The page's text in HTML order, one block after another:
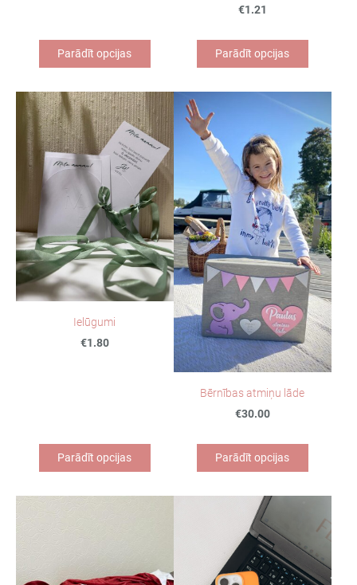
Parādīt opcijas
€1.21
Parādīt opcijas
Ielūgumi
€1.80
Parādīt opcijas
Bērnības atmiņu lāde
€30.00
Parādīt opcijas